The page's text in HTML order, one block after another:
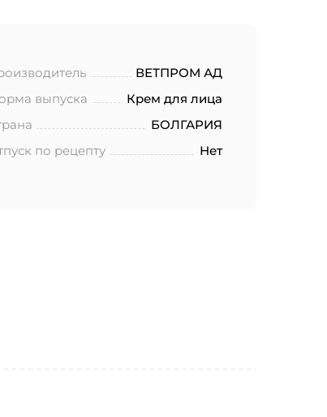
ВЕТПРОМ АД
выпуска
Крем для лица
БОЛГАРИЯ
по рецепту
Нет